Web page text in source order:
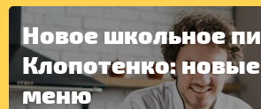
Новое школьное
Клопотенко:
меню